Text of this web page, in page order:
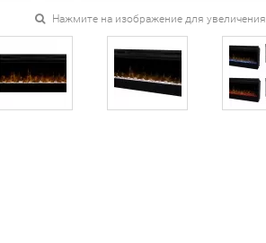
Нажмите на изображение для увеличения